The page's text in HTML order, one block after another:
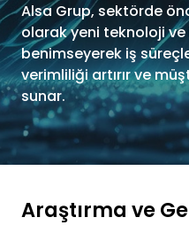
Alsa Grup, sektörde
olarak yeni teknoloji ve
benimseyerek iş
verimliliği artırır ve
sunar.
Araştırma ve